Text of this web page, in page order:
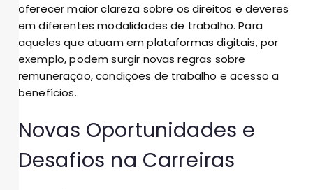
oferecer maior clareza sobre os direitos e deveres
em diferentes modalidades de trabalho. Para
aqueles que atuam em plataformas digitais, por
exemplo, podem surgir novas regras sobre
remuneração, condições de trabalho e acesso a
benefícios.
Novas Oportunidades e
Desafios na Carreiras